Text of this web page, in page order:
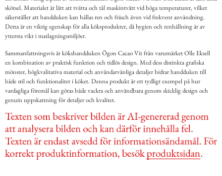
skötsel. Materialet är lätt att tvätta och tål maskintvätt vid höga temperaturer, vilket
säkerställer att handduken kan hållas ren och fräsch även vid frekvent användning.
Detta är en viktig egenskap för alla köksprodukter, då hygien och renhållning är av
yttersta vikt i matlagningsmiljöer.
Sammanfattningsvis är kökshandduken Ögon Cacao Vit från varumärket Olle Eksell
en kombination av praktisk funktion och tidlös design. Med dess distinkta grafiska
mönster, högkvalitativa material och användarvänliga detaljer bidrar handduken till
både stil och funktionalitet i köket. Denna produkt är ett tydligt exempel på hur
vardagliga föremål kan göras både vackra och användbara genom skicklig design och
genuin uppskattning för detaljer och kvalitet.